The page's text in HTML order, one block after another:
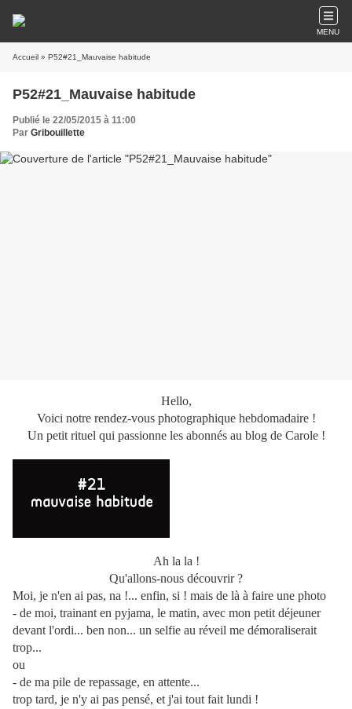
MENU
Accueil » P52#21_Mauvaise habitude
P52#21_Mauvaise habitude
Publié le 22/05/2015 à 11:00
Par Gribouillette
Hello,
Voici notre rendez-vous photographique hebdomadaire !
Un petit rituel qui passionne les abonnés au blog de Carole !
Ah la la !
Qu'allons-nous découvrir ?
Moi, je n'en ai pas, na !... enfin, si ! mais de là à faire une photo
- de moi, trainant en pyjama, le matin, avec mon petit déjeuner
devant l'ordi... ben non... un selfie au réveil me démoraliserait
trop...
ou
- de ma pile de repassage, en attente...
trop tard, je n'y ai pas pensé, et j'ai tout fait lundi !